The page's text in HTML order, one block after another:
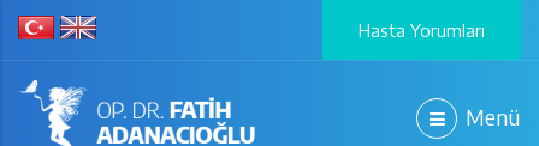
Hasta Yorumları
Menü